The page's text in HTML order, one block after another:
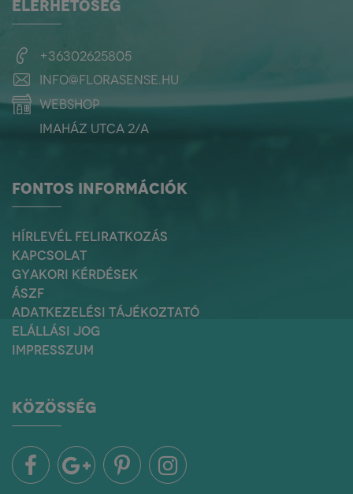
ELÉRHETŐSÉG
+36302625805
info@florasense.hu
webshop
Imaház utca 2/a
FONTOS INFORMÁCIÓK
HÍRLEVÉL FELIRATKOZÁS
KAPCSOLAT
GYAKORI KÉRDÉSEK
ÁSZF
ADATKEZELÉSI TÁJÉKOZTATÓ
ELÁLLÁSI JOG
IMPRESSZUM
KÖZÖSSÉG